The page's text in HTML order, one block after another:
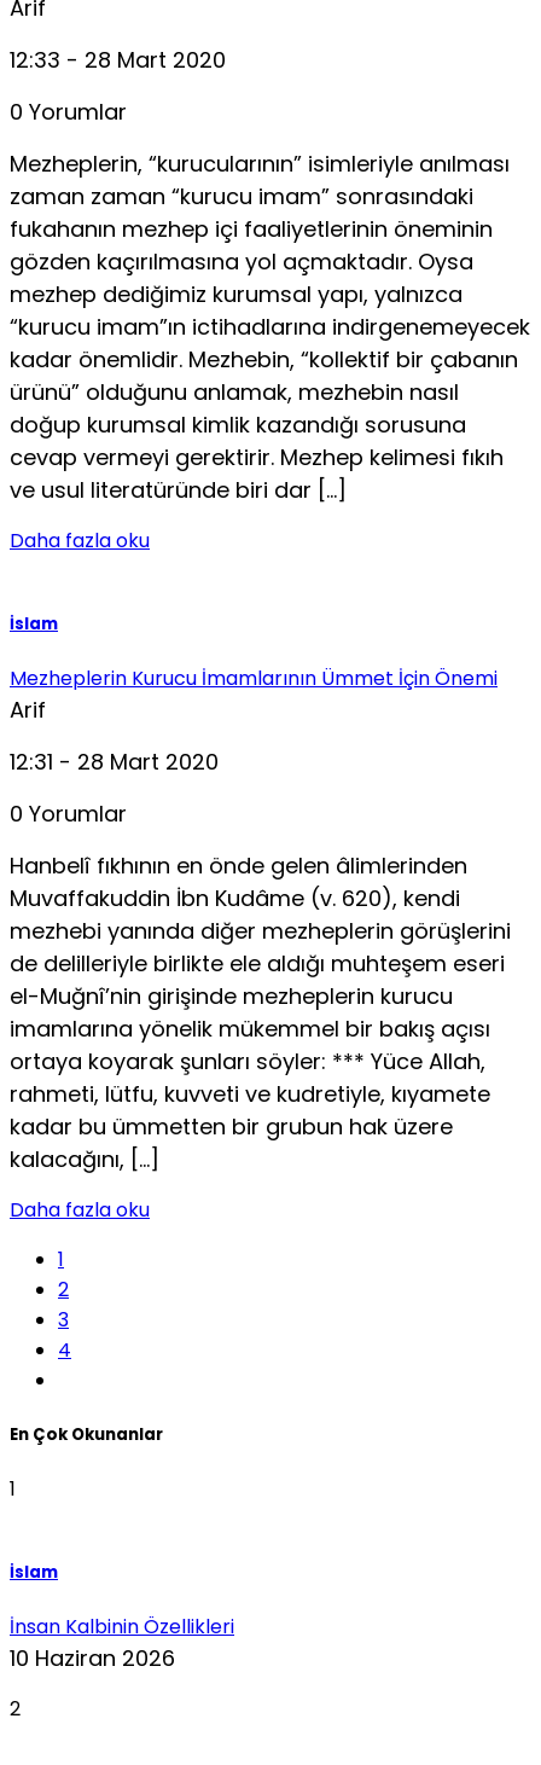
Arif
12:33 - 28 Mart 2020
0 Yorumlar
Mezheplerin, “kurucularının” isimleriyle anılması
zaman zaman “kurucu imam” sonrasındaki
fukahanın mezhep içi faaliyetlerinin öneminin
gözden kaçırılmasına yol açmaktadır. Oysa
mezhep dediğimiz kurumsal yapı, yalnızca
“kurucu imam”ın ictihadlarına indirgenemeyecek
kadar önemlidir. Mezhebin, “kollektif bir çabanın
ürünü” olduğunu anlamak, mezhebin nasıl
doğup kurumsal kimlik kazandığı sorusuna
cevap vermeyi gerektirir. Mezhep kelimesi fıkıh
ve usul literatüründe biri dar […]
Daha fazla oku
İslam
Mezheplerin Kurucu İmamlarının Ümmet İçin Önemi
Arif
12:31 - 28 Mart 2020
0 Yorumlar
Hanbelî fıkhının en önde gelen âlimlerinden
Muvaffakuddin İbn Kudâme (v. 620), kendi
mezhebi yanında diğer mezheplerin görüşlerini
de delilleriyle birlikte ele aldığı muhteşem eseri
el-Muğnî’nin girişinde mezheplerin kurucu
imamlarına yönelik mükemmel bir bakış açısı
ortaya koyarak şunları söyler: *** Yüce Allah,
rahmeti, lütfu, kuvveti ve kudretiyle, kıyamete
kadar bu ümmetten bir grubun hak üzere
kalacağını, […]
Daha fazla oku
1
2
3
4
En Çok Okunanlar
1
İslam
İnsan Kalbinin Özellikleri
10 Haziran 2026
2